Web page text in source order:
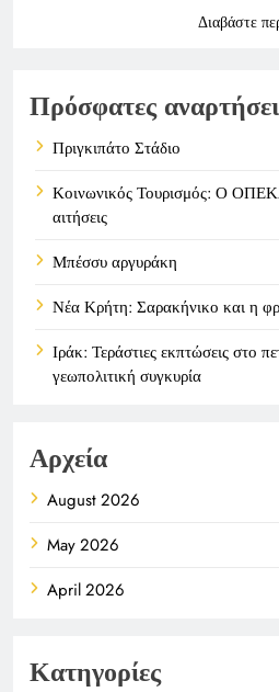
Διαβάστε
Πρόσφατες
Πριγκιπάτο Στάδιο
Κοινωνικός Τουρισμός: Ο
αιτήσεις
Μπέσσυ αργυράκη
Νέα Κρήτη: Σαρακήνικο και η
Ιράκ: Τεράστιες εκπτώσεις στο
γεωπολιτική συγκυρία
Αρχεία
August 2026
May 2026
April 2026
Κατηγορίες